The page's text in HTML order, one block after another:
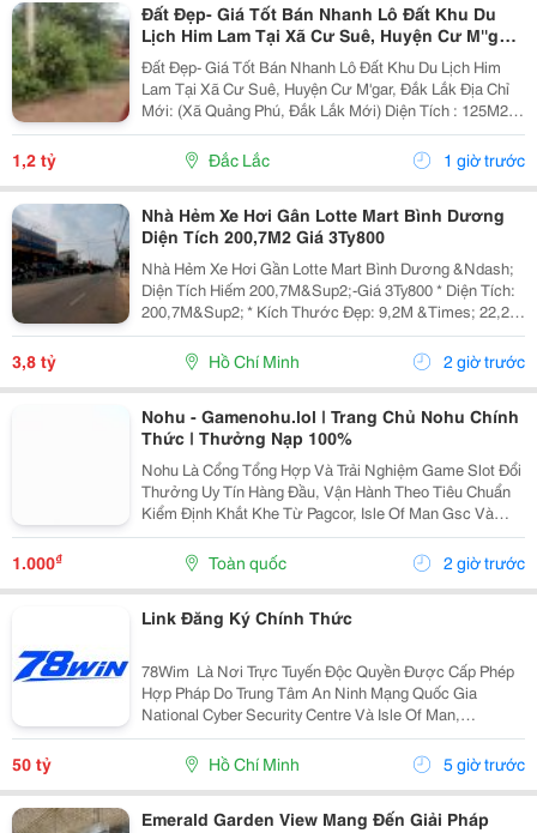
Đất Đẹp- Giá Tốt Bán Nhanh Lô Đất Khu Du
Lịch Him Lam Tại Xã Cư Suê, Huyện Cư M''gar,
Đắk Lắk
Đất Đẹp- Giá Tốt Bán Nhanh Lô Đất Khu Du Lịch Him
Lam Tại Xã Cư Suê, Huyện Cư M'gar, Đắk Lắk Địa Chỉ
Mới: (Xã Quảng Phú, Đắk Lắk Mới) Diện Tích : 125M2,
75M2 Thổ Cư. Nở Hậu Giá Bán: 1,2 Tỷ(Có Thương
Lượng) - Vị Trí Đẹp Giao Thông Thuận Lợi, Đất...
1,2 tỷ Đắc Lắc 1 giờ trước
Nhà Hẻm Xe Hơi Gân Lotte Mart Bình Dương
Diện Tích 200,7M2 Giá 3Ty800
Nhà Hẻm Xe Hơi Gần Lotte Mart Bình Dương &Ndash;
Diện Tích Hiếm 200,7M&Sup2;-Giá 3Ty800 * Diện Tích:
200,7M&Sup2; * Kích Thước Đẹp: 9,2M &Times; 22,2M
* Nhà Cấp 4 Gồm 3 Phòng Ngủ, 1 Wc * Hẻm Xe Hơi
Rộng, Ô Tô Vào Tận Nhà * Hướng Đông Nam, Đất...
3,8 tỷ Hồ Chí Minh 2 giờ trước
Nohu - Gamenohu.lol | Trang Chủ Nohu Chính
Thức | Thưởng Nạp 100%
Nohu Là Cổng Tổng Hợp Và Trải Nghiệm Game Slot Đổi
Thưởng Uy Tín Hàng Đầu, Vận Hành Theo Tiêu Chuẩn
Kiểm Định Khắt Khe Từ Pagcor, Isle Of Man Gsc Và
Curacao Egaming. Tích Hợp Chứng Nhận Bảo Mật
Geotrust Giao Thức Ssl 256-Bit, Trang Web
Gamenohu.lol...
1.000₫ Toàn quốc 2 giờ trước
Link Đăng Ký Chính Thức
78Wim ⁠ Là Nơi Trực Tuyến Độc Quyền Được Cấp Phép
Hợp Pháp Do Trung Tâm An Ninh Mạng Quốc Gia
National Cyber Security Centre Và Isle Of Man,
Cagayan,Và Pagcor Cấp Phép. Những Giấy Phép Khẳng
Định Sân Chơi Này An Toàn Và Minh Bạch Thu Hút Hơn
10 Triệu...
50 tỷ Hồ Chí Minh 5 giờ trước
Emerald Garden View Mang Đến Giải Pháp